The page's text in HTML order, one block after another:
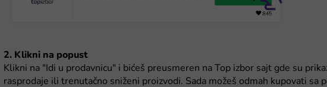
2. Klikni na popust
Klikni na "Idi u prodavnicu" i bićeš preusmeren na Top izbor sajt gde su
rasprodaje ili trenutačno sniženi proizvodi. Sada možeš odmah kupovati sa